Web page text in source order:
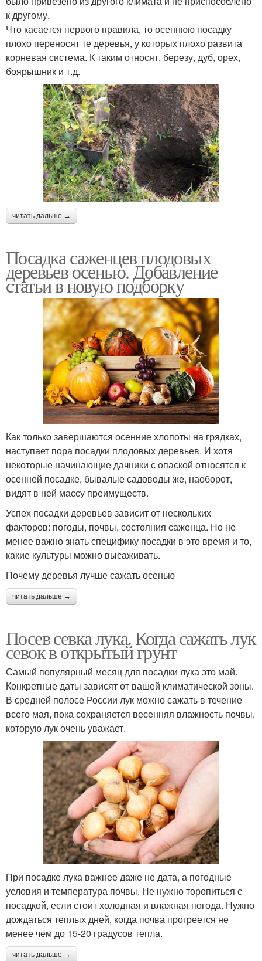
к другому.
Что касается первого правила, то осеннюю посадку
плохо переносят те деревья, у которых плохо развита
корневая система. К таким относят, березу, дуб, орех,
боярышник и т.д.
читать дальше →
Посадка саженцев плодовых
деревьев осенью. Добавление
статьи в новую подборку
Как только завершаются осенние хлопоты на грядках,
наступает пора посадки плодовых деревьев. И хотя
некоторые начинающие дачники с опаской относятся к
осенней посадке, бывалые садоводы же, наоборот,
видят в ней массу преимуществ.
Успех посадки деревьев зависит от нескольких
факторов: погоды, почвы, состояния саженца. Но не
менее важно знать специфику посадки в это время и то,
какие культуры можно высаживать.
Почему деревья лучше сажать осенью
читать дальше →
Посев севка лука. Когда сажать лук
севок в открытый грунт
Самый популярный месяц для посадки лука это май.
Конкретные даты зависят от вашей климатической зоны.
В средней полосе России лук можно сажать в течение
всего мая, пока сохраняется весенняя влажность почвы,
которую лук очень уважает.
При посадке лука важнее даже не дата, а погодные
условия и температура почвы. Не нужно торопиться с
посадкой, если стоит холодная и влажная погода. Нужно
дождаться теплых дней, когда почва прогреется не
менее чем до 15-20 градусов тепла.
читать дальше →